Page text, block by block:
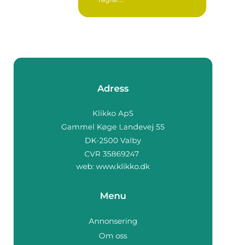
Adress
web: www.klikko.dk
Menu
Annonsering
Om oss